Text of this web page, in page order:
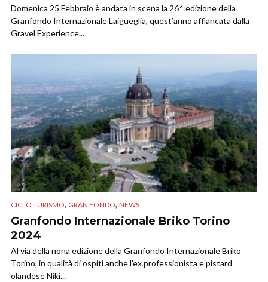
Domenica 25 Febbraio è andata in scena la 26^ edizione della
Granfondo Internazionale Laigueglia, quest’anno affiancata dalla
Gravel Experience...
CICLO TURISMO, GRAN FONDO, NEWS
Granfondo Internazionale Briko Torino
2024
Al via della nona edizione della Granfondo Internazionale Briko
Torino, in qualità di ospiti anche l’ex professionista e pistard
olandese Niki...